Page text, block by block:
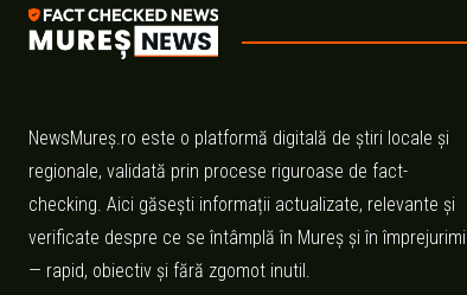
NewsMureș.ro este o platformă digitală de știri locale și
regionale, validată prin procese riguroase de fact-
checking. Aici găsești informații actualizate, relevante și
verificate despre ce se întâmplă în Mureș și în împrejurimi
— rapid, obiectiv și fără zgomot inutil.